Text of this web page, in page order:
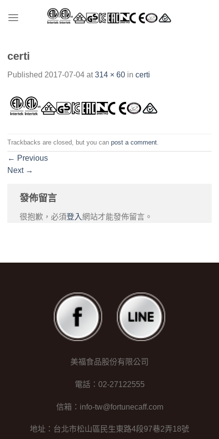
certi
Published 2017-07-04 at314 × 60 in certi
Trackbacks are closed, but you can post a comment
← Previous
Next →
發佈留言
很抱歉，必須登入網站才能發佈留言。
美福食品股份有限公司
電話：02-27122555
信箱：info-tw@fortunecaff.com
地址：台北市松山區民生東路4段97巷2弄18號